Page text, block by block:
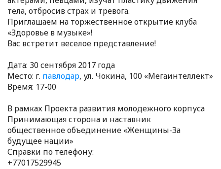
тела, отбросив страх и тревога.
Приглашаем на торжественное открытие клуба
«Здоровье в музыке»!
Вас встретит веселое представление!
Дата: 30 сентября 2017 года
Место: г. павлодар, ул. Чокина, 100 «Мегаинтеллект»
Время: 17-00
В рамках Проекта развития молодежного корпуса
Принимающая сторона и наставник
общественное объединение «Женщины-За
будущее нации»
Справки по телефону:
+77017529945